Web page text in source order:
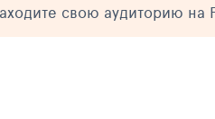
свою аудиторию на